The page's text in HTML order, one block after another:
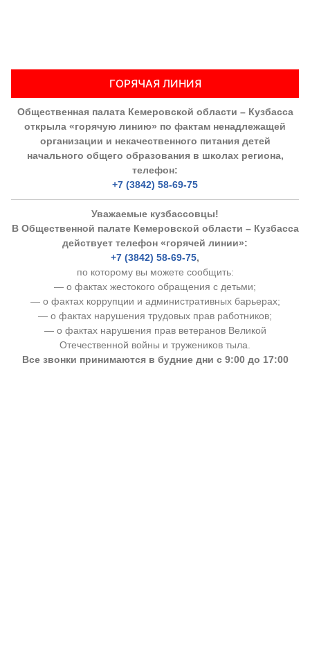
ГОРЯЧАЯ ЛИНИЯ
Общественная палата Кемеровской области – Кузбасса
открыла «горячую линию» по фактам ненадлежащей
организации и некачественного питания детей
начального общего образования в школах региона,
телефон:
+7 (3842) 58-69-75
Уважаемые кузбассовцы!
В Общественной палате Кемеровской области – Кузбасса
действует телефон «горячей линии»:
+7 (3842) 58-69-75,
по которому вы можете сообщить:
— о фактах жестокого обращения с детьми;
— о фактах коррупции и административных барьерах;
— о фактах нарушения трудовых прав работников;
— о фактах нарушения прав ветеранов Великой
Отечественной войны и тружеников тыла.
Все звонки принимаются в будние дни с 9:00 до 17:00